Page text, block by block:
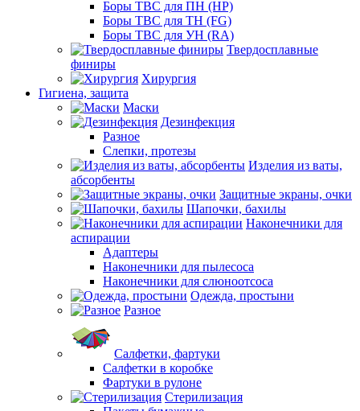
Боры ТВС для ПН (HP)
Боры ТВС для ТН (FG)
Боры ТВС для УН (RA)
Твердосплавные
финиры
Хирургия
Гигиена, защита
Маски
Дезинфекция
Разное
Слепки, протезы
Изделия из ваты,
абсорбенты
Защитные экраны, очки
Шапочки, бахилы
Наконечники для
аспирации
Адаптеры
Наконечники для пылесоса
Наконечники для слюноотсоса
Одежда, простыни
Разное
Салфетки, фартуки
Салфетки в коробке
Фартуки в рулоне
Стерилизация